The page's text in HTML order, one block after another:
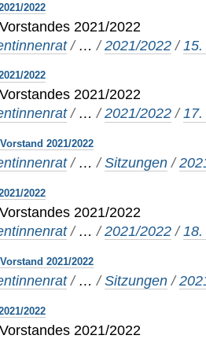
2022
2021/2022
/ …/2021/2022 /
2022
2021/2022
/ …/2021/2022 /
2021/2022
/ …/Sitzungen /
2022
2021/2022
/ …/2021/2022 /
2021/2022
/ …/Sitzungen /
2022
2021/2022